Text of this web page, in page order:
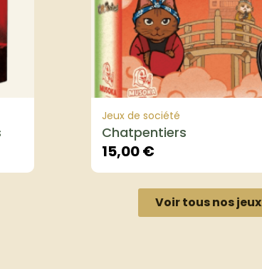
Jeux de société
Chatpentiers
15,00€
Voir tous nos jeux